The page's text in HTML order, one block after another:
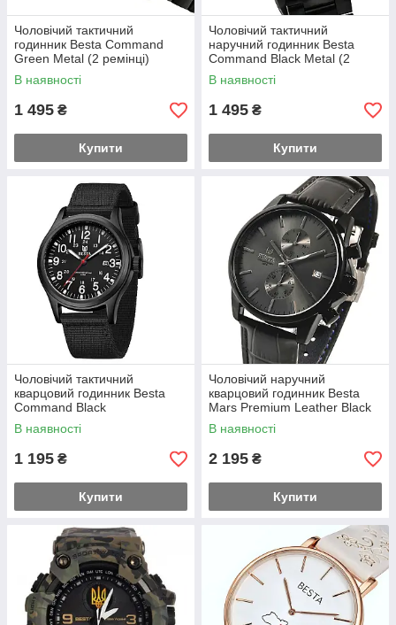
Чоловічий тактичний
годинник Besta Command
Green Metal (2 ремінці)
В наявності
1 495 ₴
Купити
Чоловічий тактичний
наручний годинник Besta
Command Black Metal (2
ремінці)
В наявності
1 495 ₴
Купити
Чоловічий тактичний
кварцовий годинник Besta
Command Black
В наявності
1 195 ₴
Купити
Чоловічий наручний
кварцовий годинник Besta
Mars Premium Leather Black
(2 ремінці) Чорний
В наявності
2 195 ₴
Купити